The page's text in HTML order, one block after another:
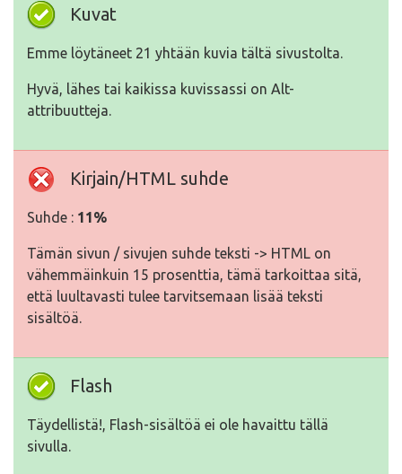
Kuvat
Emme löytäneet 21 yhtään kuvia tältä sivustolta.
Hyvä, lähes tai kaikissa kuvissassi on Alt-
attribuutteja.
Kirjain/HTML suhde
Suhde : 11%
Tämän sivun / sivujen suhde teksti -> HTML on
vähemmäinkuin 15 prosenttia, tämä tarkoittaa sitä,
että luultavasti tulee tarvitsemaan lisää teksti
sisältöä.
Flash
Täydellistä!, Flash-sisältöä ei ole havaittu tällä
sivulla.